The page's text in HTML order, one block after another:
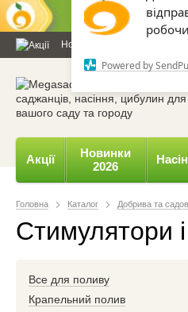
Powered by
Новини та статті
Акції
Новинки
2026
Головна Каталог Добрива та
Стимулятори
Все для поливу
Крапельний полив